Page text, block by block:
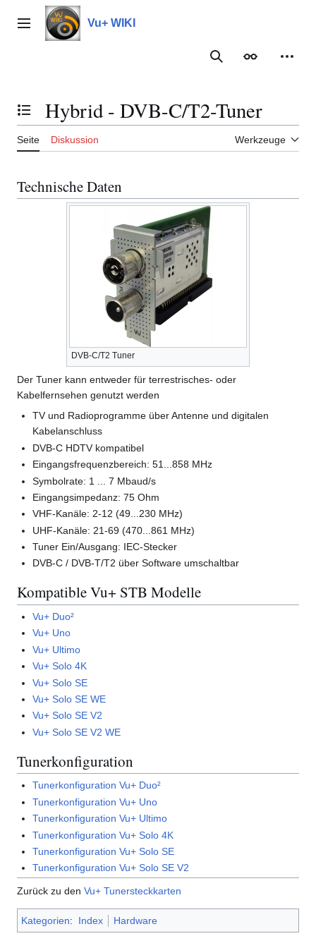
Inhalt
springenHauptmenü Vu+ WIKI
Suche
Inhaltsverzeichnis umschalten
Hybrid - DVB-C/T2-Tuner
Seite Diskussion Werkzeuge
Technische Daten
DVB-C/T2 Tuner
Der Tuner kann entweder für terrestrisches- oder
Kabelfernsehen genutzt werden
TV und Radioprogramme über Antenne und digitalen
Kabelanschluss
DVB-C HDTV kompatibel
Eingangsfrequenzbereich: 51...858 MHz
Symbolrate: 1 ... 7 Mbaud/s
Eingangsimpedanz: 75 Ohm
VHF-Kanäle: 2-12 (49...230 MHz)
UHF-Kanäle: 21-69 (470...861 MHz)
Tuner Ein/Ausgang: IEC-Stecker
DVB-C / DVB-T/T2 über Software umschaltbar
Kompatible Vu+ STB Modelle
Vu+ Duo²
Vu+ Uno
Vu+ Ultimo
Vu+ Solo 4K
Vu+ Solo SE
Vu+ Solo SE WE
Vu+ Solo SE V2
Vu+ Solo SE V2 WE
Tunerkonfiguration
Tunerkonfiguration Vu+ Duo²
Tunerkonfiguration Vu+ Uno
Tunerkonfiguration Vu+ Ultimo
Tunerkonfiguration Vu+ Solo 4K
Tunerkonfiguration Vu+ Solo SE
Tunerkonfiguration Vu+ Solo SE V2
Zurück zu den Vu+ Tunersteckkarten
Kategorien: Index Hardware